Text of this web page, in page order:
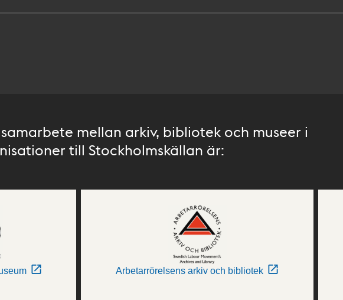
mellan arkiv, bibliotek och museer i
till Stockholmskällan är:
Arbetarrörelsens arkiv och bibliotek